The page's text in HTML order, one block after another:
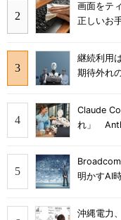
画面をテ
正しいお
継続利用
期待外れ
Claude
れ」
明かすAI
沖縄電力